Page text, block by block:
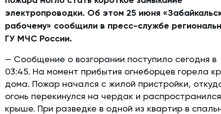
электропроводки. Об этом 25 июня
рабочему» сообщили в пресс-службе
ГУ МЧС России.
— Сообщение о возгорании поступило сегодня в
03:45. На момент прибытия огнеборцев горела
дома. Пожар начался с жилой пристройки,
огонь перекинулся на чердак и
крыше. При разведке в одной из квартир в